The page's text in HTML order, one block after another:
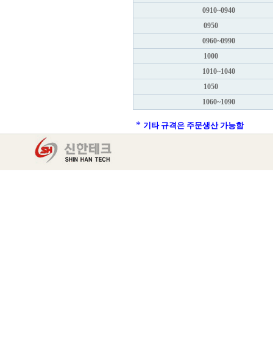
0910~0940
0950
0960~0990
1000
1010~1040
1050
1060~1090
* 기타 규격은 주문생산 가능함